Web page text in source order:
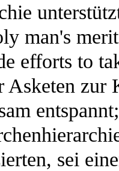
man's
efforts to
Asketen
sei